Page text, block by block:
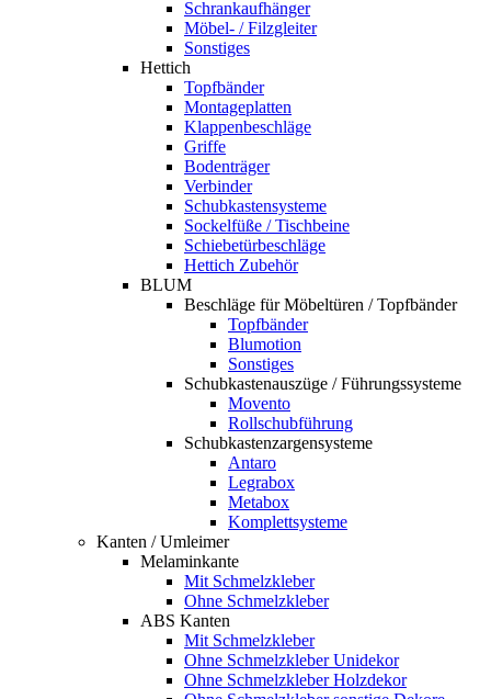
Schrankaufhänger
Möbel- / Filzgleiter
Sonstiges
Hettich
Topfbänder
Montageplatten
Klappenbeschläge
Griffe
Bodenträger
Verbinder
Schubkastensysteme
Sockelfüße / Tischbeine
Schiebetürbeschläge
Hettich Zubehör
BLUM
Beschläge für Möbeltüren / Topfbänder
Topfbänder
Blumotion
Sonstiges
Schubkastenauszüge / Führungssysteme
Movento
Rollschubführung
Schubkastenzargensysteme
Antaro
Legrabox
Metabox
Komplettsysteme
Kanten / Umleimer
Melaminkante
Mit Schmelzkleber
Ohne Schmelzkleber
ABS Kanten
Mit Schmelzkleber
Ohne Schmelzkleber Unidekor
Ohne Schmelzkleber Holzdekor